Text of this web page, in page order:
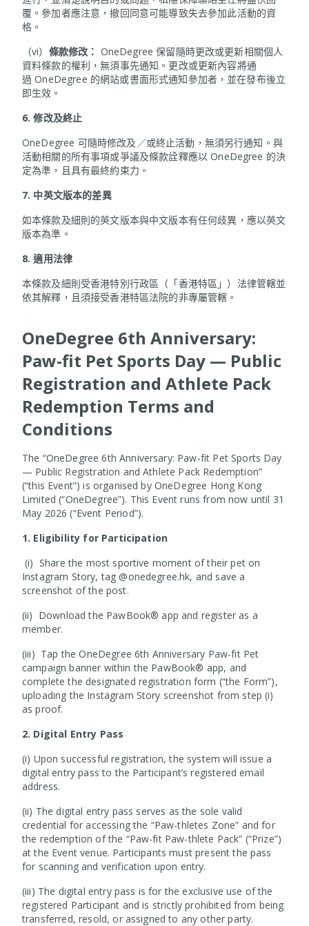
覆。參加者應注意，撤回同意可能導致失去參加此活動的資
格。
（vi） 條款修改： OneDegree 保留隨時更改或更新相關個人
資料條款的權利，無須事先通知。更改或更新內容將通
過 OneDegree 的網站或書面形式通知參加者，並在發布後立
即生效。
6.修改及終止
OneDegree 可隨時修改及／或終止活動，無須另行通知。與
活動相關的所有事項或爭議及條款詮釋應以 OneDegree 的決
定為準，且具有最終約束力。
7. 中英文版本的差異
如本條款及細則的英文版本與中文版本有任何歧異，應以英文
版本為準。
8.適用法律
本條款及細則受香港特別行政區（「香港特區」）法律管轄並
依其解釋，且須接受香港特區法院的非專屬管轄。
OneDegree 6th Anniversary:
Paw-fit Pet Sports Day — Public
Registration and Athlete Pack
Redemption Terms and
Conditions
The “OneDegree 6th Anniversary: Paw-fit Pet Sports Day
— Public Registration and Athlete Pack Redemption”
(“this Event”) is organised by OneDegree Hong Kong
Limited (“OneDegree”). This Event runs from now until 31
May 2026 (“Event Period”).
1. Eligibility for Participation
(i) Share the most sportive moment of their pet on
Instagram Story, tag @onedegree.hk, and save a
screenshot of the post.
(ii) Download the PawBook® app and register as a
member.
(iii) Tap the OneDegree 6th Anniversary Paw-fit Pet
campaign banner within the PawBook® app, and
complete the designated registration form (“the Form”),
uploading the Instagram Story screenshot from step (i)
as proof.
2. Digital Entry Pass
(i) Upon successful registration, the system will issue a
digital entry pass to the Participant’s registered email
address.
(ii) The digital entry pass serves as the sole valid
credential for accessing the “Paw-thletes Zone” and for
the redemption of the “Paw-fit Paw-thlete Pack” (“Prize”)
at the Event venue. Participants must present the pass
for scanning and verification upon entry.
(iii) The digital entry pass is for the exclusive use of the
registered Participant and is strictly prohibited from being
transferred, resold, or assigned to any other party.